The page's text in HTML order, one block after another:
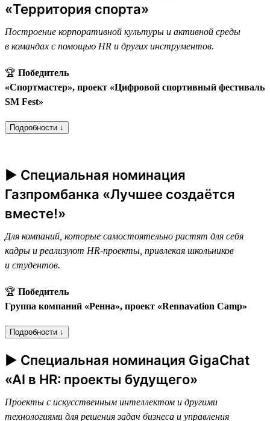
«Территория спорта»
Построение корпоративной культуры и активной среды
в командах с помощью HR и других инструментов.
🏆 Победитель
«Спортмастер», проект «Цифровой спортивный фестиваль
SM Fest»
Подробности ↓
► Специальная номинация
Газпромбанка «Лучшее создаётся
вместе!»
Для компаний, которые самостоятельно растят для себя
кадры и реализуют HR-проекты, привлекая школьников
и студентов.
🏆 Победитель
Группа компаний «Ренна», проект «Rennavation Camp»
Подробности ↓
► Специальная номинация GigaChat
«AI в HR: проекты будущего»
Проекты с искусственным интеллектом и другими
технологиями для решения задач бизнеса и управления